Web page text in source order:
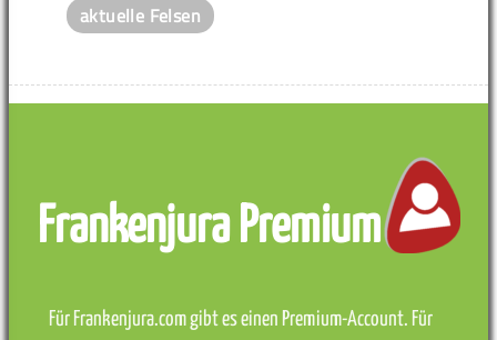
aktuelle Felsen
Frankenjura Premium
Für Frankenjura.com gibt es einen Premium-Account. Für